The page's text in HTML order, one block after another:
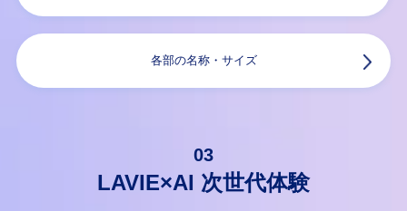
各部の名称・サイズ
03
LAVIE×AI 次世代体験